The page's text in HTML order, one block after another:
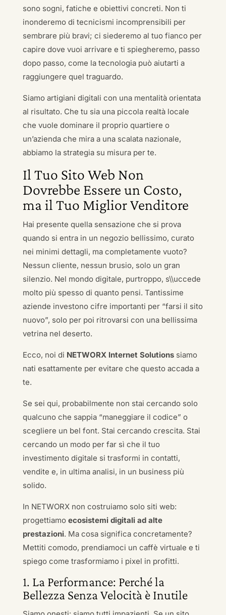
sono sogni, fatiche e obiettivi concreti. Non ti
inonderemo di tecnicismi incomprensibili per
sembrare più bravi; ci siederemo al tuo fianco per
capire dove vuoi arrivare e ti spiegheremo, passo
dopo passo, come la tecnologia può aiutarti a
raggiungere quel traguardo.
Siamo artigiani digitali con una mentalità orientata
al risultato. Che tu sia una piccola realtà locale
che vuole dominare il proprio quartiere o
un’azienda che mira a una scalata nazionale,
abbiamo la strategia su misura per te.
Il Tuo Sito Web Non
Dovrebbe Essere un Costo,
ma il Tuo Miglior Venditore
Hai presente quella sensazione che si prova
quando si entra in un negozio bellissimo, curato
nei minimi dettagli, ma completamente vuoto?
Nessun cliente, nessun brusio, solo un gran
silenzio. Nel mondo digitale, purtroppo, s\\uccede
molto più spesso di quanto pensi. Tantissime
aziende investono cifre importanti per “farsi il sito
nuovo”, solo per poi ritrovarsi con una bellissima
vetrina nel deserto.
Ecco, noi di NETWORX Internet Solutionssiamo
nati esattamente per evitare che questo accada a
te.
Se sei qui, probabilmente non stai cercando solo
qualcuno che sappia “maneggiare il codice” o
scegliere un bel font. Stai cercando crescita. Stai
cercando un modo per far sì che il tuo
investimento digitale si trasformi in contatti,
vendite e, in ultima analisi, in un business più
solido.
In NETWORX non costruiamo solo siti web:
progettiamo ecosistemi digitali ad alte
prestazioni. Ma cosa significa concretamente?
Mettiti comodo, prendiamoci un caffè virtuale e ti
spiego come trasformiamo i pixel in profitti.
1. La Performance: Perché la
Bellezza Senza Velocità è Inutile